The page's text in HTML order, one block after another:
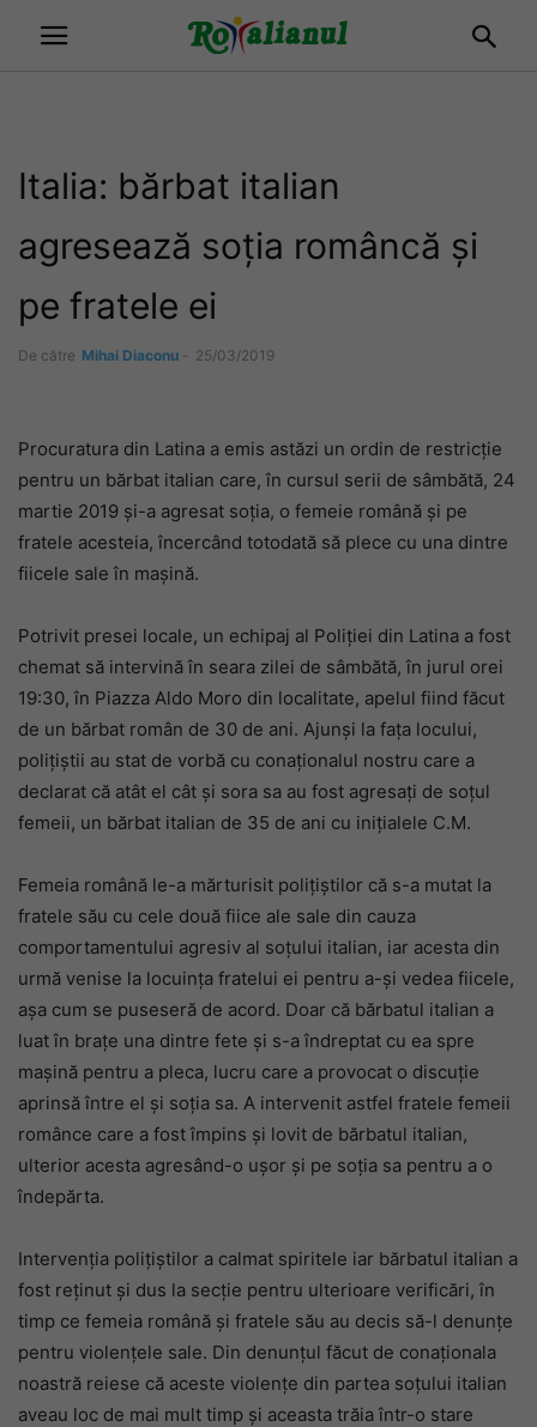
Italia: bărbat italian
agresează soția româncă și
pe fratele ei
De către Mihai Diaconu - 25/03/2019
Procuratura din Latina a emis astăzi un ordin de restricție
pentru un bărbat italian care, în cursul serii de sâmbătă, 24
martie 2019 și-a agresat soția, o femeie română și pe
fratele acesteia, încercând totodată să plece cu una dintre
fiicele sale în mașină.
Potrivit presei locale, un echipaj al Poliției din Latina a fost
chemat să intervină în seara zilei de sâmbătă, în jurul orei
19:30, în Piazza Aldo Moro din localitate, apelul fiind făcut
de un bărbat român de 30 de ani. Ajunși la fața locului,
polițiștii au stat de vorbă cu conaționalul nostru care a
declarat că atât el cât și sora sa au fost agresați de soțul
femeii, un bărbat italian de 35 de ani cu inițialele C.M.
Femeia română le-a mărturisit polițiștilor că s-a mutat la
fratele său cu cele două fiice ale sale din cauza
comportamentului agresiv al soțului italian, iar acesta din
urmă venise la locuința fratelui ei pentru a-și vedea fiicele,
așa cum se puseseră de acord. Doar că bărbatul italian a
luat în brațe una dintre fete și s-a îndreptat cu ea spre
mașină pentru a pleca, lucru care a provocat o discuție
aprinsă între el și soția sa. A intervenit astfel fratele femeii
românce care a fost împins și lovit de bărbatul italian,
ulterior acesta agresând-o ușor și pe soția sa pentru a o
îndepărta.
Intervenția polițiștilor a calmat spiritele iar bărbatul italian a
fost reținut și dus la secție pentru ulterioare verificări, în
timp ce femeia română și fratele său au decis să-l denunțe
pentru violențele sale. Din denunțul făcut de conaționala
noastră reiese că aceste violențe din partea soțului italian
aveau loc de mai mult timp și aceasta trăia într-o stare